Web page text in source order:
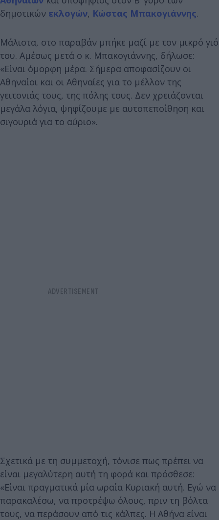
δημοτικών εκλογών, Κώστας Μπακογιάννης.
Μάλιστα, στο παραβάν μπήκε μαζί με τον μικρό γιό
του. Αμέσως μετά ο κ. Μπακογιάννης, δήλωσε:
«Είναι όμορφη μέρα. Σήμερα αποφασίζουν οι
Αθηναίοι και οι Αθηναίες για το μέλλον της
γειτονιάς τους, της πόλης τους. Δεν χρειάζονται
μεγάλα λόγια, ψηφίζουμε με αυτοπεποίθηση και
σιγουριά για το αύριο».
Σχετικά με τη συμμετοχή, τόνισε πως πρέπει να
είναι μεγαλύτερη αυτή τη φορά και πρόσθεσε:
«Είναι πραγματικά μία ωραία Κυριακή αυτή. Εγώ να
παρακαλέσω, να προτρέψω όλους, πριν τη βόλτα
τους, να περάσουν από τις κάλπες. Η Αθήνα είναι